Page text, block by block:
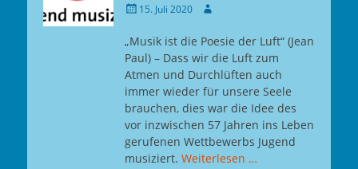
Gepostet
15. Juli 2020 Autor
„Musik ist die Poesie der Luft“ (Jean
Paul) – Dass wir die Luft zum
Atmen und Durchlüften auch
immer wieder für unsere Seele
brauchen, dies war die Idee des
vor inzwischen 57 Jahren ins Leben
gerufenen Wettbewerbs Jugend
musiziert. Weiterlesen …